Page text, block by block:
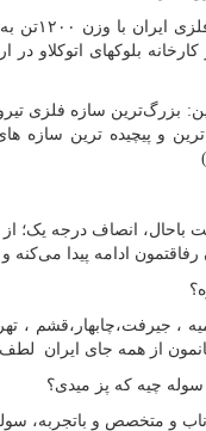
عرض۴۲متر ارتفاع۱۸متر کارخانه
و پیچیده ترین سازه
انصاف درجه یک؛
رفاقتمون ادامه پیدا
، جیرفت،چابهار،قشم
از همه جای
چیه که پز میدی؟
و متخصص و باتجربه،